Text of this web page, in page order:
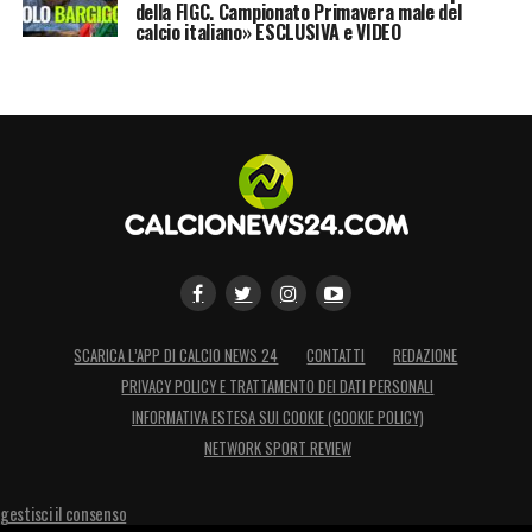
impreparata nel caso in cui la Uefa
LA PLAYLIST DELLE NOSTRE TOP NEWS
della FIGC. Campionato Primavera male del
calcio italiano» ESCLUSIVA e VIDEO
SCARICA L’APP DI CALCIO NEWS 24 CONTATTI
REDAZIONE
PRIVACY POLICY E TRATTAMENTO DEI DATI PERSONALI
INFORMATIVA ESTESA SUI COOKIE (COOKIE POLICY)
NETWORK SPORT REVIEW
gestisci il consenso